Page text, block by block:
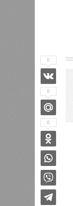
0
0
0